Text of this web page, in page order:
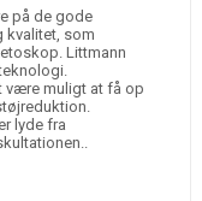
på de gode
kvalitet, som
Littmann
være muligt at få op
lyde fra